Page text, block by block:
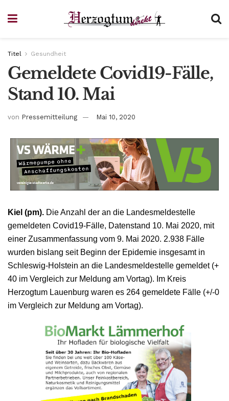
Titel Gesundheit
Gemeldete Covid19-Fälle,
Stand 10. Mai
von Pressemitteilung Mai 10, 2020
Kiel (pm). Die Anzahl der an die Landesmeldestelle
gemeldeten Covid19-Fälle, Datenstand 10. Mai 2020, mit
einer Zusammenfassung vom 9. Mai 2020. 2.938 Fälle
wurden bislang seit Beginn der Epidemie insgesamt in
Schleswig-Holstein an die Landesmeldestelle gemeldet (+
40 im Vergleich zur Meldung am Vortag). Im Kreis
Herzogtum Lauenburg waren es 264 gemeldete Fälle (+/-0
im Vergleich zur Meldung am Vortag).